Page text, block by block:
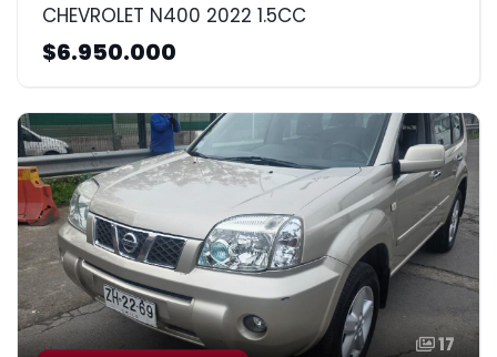
CHEVROLET N400 2022 1.5CC
$6.950.000
17